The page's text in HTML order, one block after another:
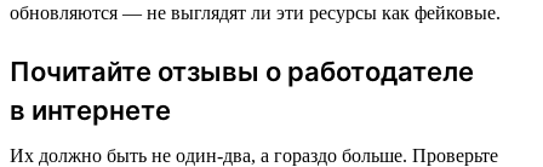
обновляются — не выглядят ли эти ресурсы как фейковые.
Почитайте отзывы о работодателе
в интернете
Их должно быть не один-два, а гораздо больше. Проверьте